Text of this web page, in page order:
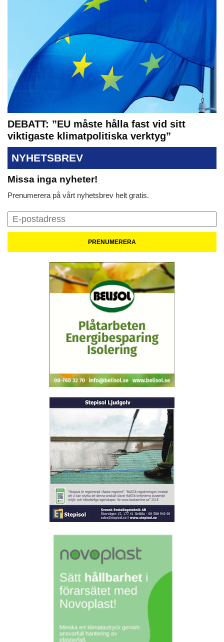
DEBATT: ”EU måste hålla fast vid sitt
viktigaste klimatpolitiska verktyg”
NYHETSBREV
Missa inga nyheter!
Prenumerera på vårt nyhetsbrev helt gratis.